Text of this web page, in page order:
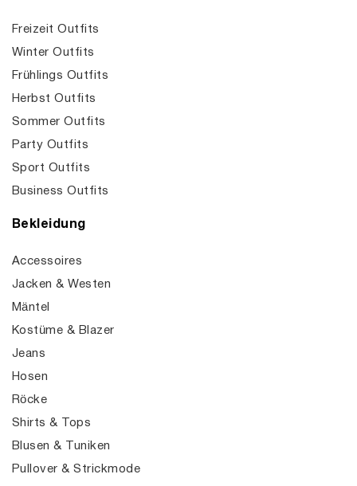
Freizeit Outfits
Winter Outfits
Frühlings Outfits
Herbst Outfits
Sommer Outfits
Party Outfits
Sport Outfits
Business Outfits
Bekleidung
Accessoires
Jacken & Westen
Mäntel
Kostüme & Blazer
Jeans
Hosen
Röcke
Shirts & Tops
Blusen & Tuniken
Pullover & Strickmode